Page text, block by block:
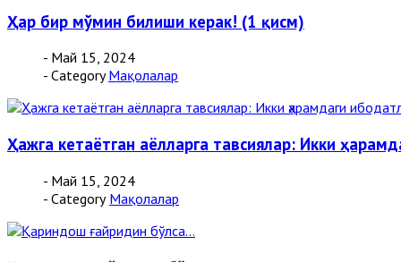
Ҳар бир мўмин билиши керак! (1 қисм)
- Май 15, 2024
- Category Мақолалар
Ҳажга кетаётган аёлларга тавсиялар: Икки
- Май 15, 2024
- Category Мақолалар